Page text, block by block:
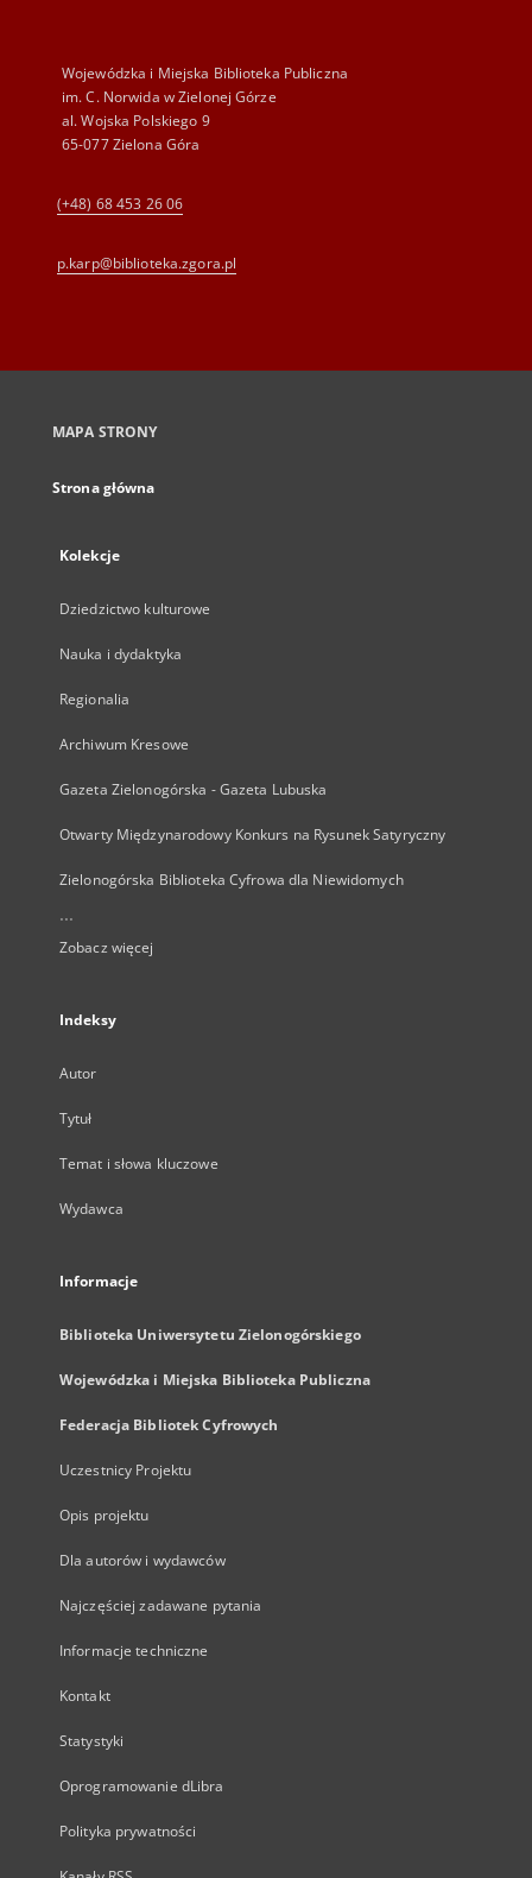
Wojewódzka i Miejska Biblioteka Publiczna
im. C. Norwida w Zielonej Górze
al. Wojska Polskiego 9
65-077 Zielona Góra
(+48) 68 453 26 06
p.karp@biblioteka.zgora.pl
MAPA STRONY
Strona główna
Kolekcje
Dziedzictwo kulturowe
Nauka i dydaktyka
Regionalia
Archiwum Kresowe
Gazeta Zielonogórska - Gazeta Lubuska
Otwarty Międzynarodowy Konkurs na Rysunek Satyryczny
Zielonogórska Biblioteka Cyfrowa dla Niewidomych
...
Zobacz więcej
Indeksy
Autor
Tytuł
Temat i słowa kluczowe
Wydawca
Informacje
Biblioteka Uniwersytetu Zielonogórskiego
Wojewódzka i Miejska Biblioteka Publiczna
Federacja Bibliotek Cyfrowych
Uczestnicy Projektu
Opis projektu
Dla autorów i wydawców
Najczęściej zadawane pytania
Informacje techniczne
Kontakt
Statystyki
Oprogramowanie dLibra
Polityka prywatności